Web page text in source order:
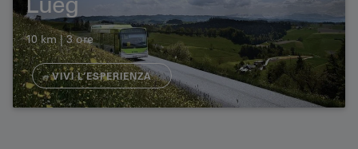
10 km | 3 ore
VIVI L’ESPERIENZA